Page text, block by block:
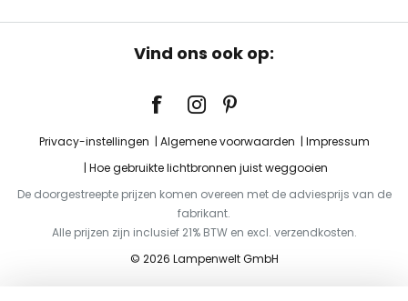
Vind ons ook op:
Privacy-instellingen Algemene voorwaarden
Impressum
Hoe gebruikte lichtbronnen juist weggooien
De doorgestreepte prijzen komen overeen met de adviesprijs van de
fabrikant.
Alle prijzen zijn inclusief 21% BTW en excl. verzendkosten.
© 2026 Lampenwelt GmbH